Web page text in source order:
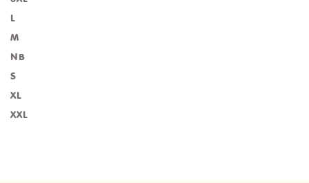
L
M
NB
S
XL
XXL